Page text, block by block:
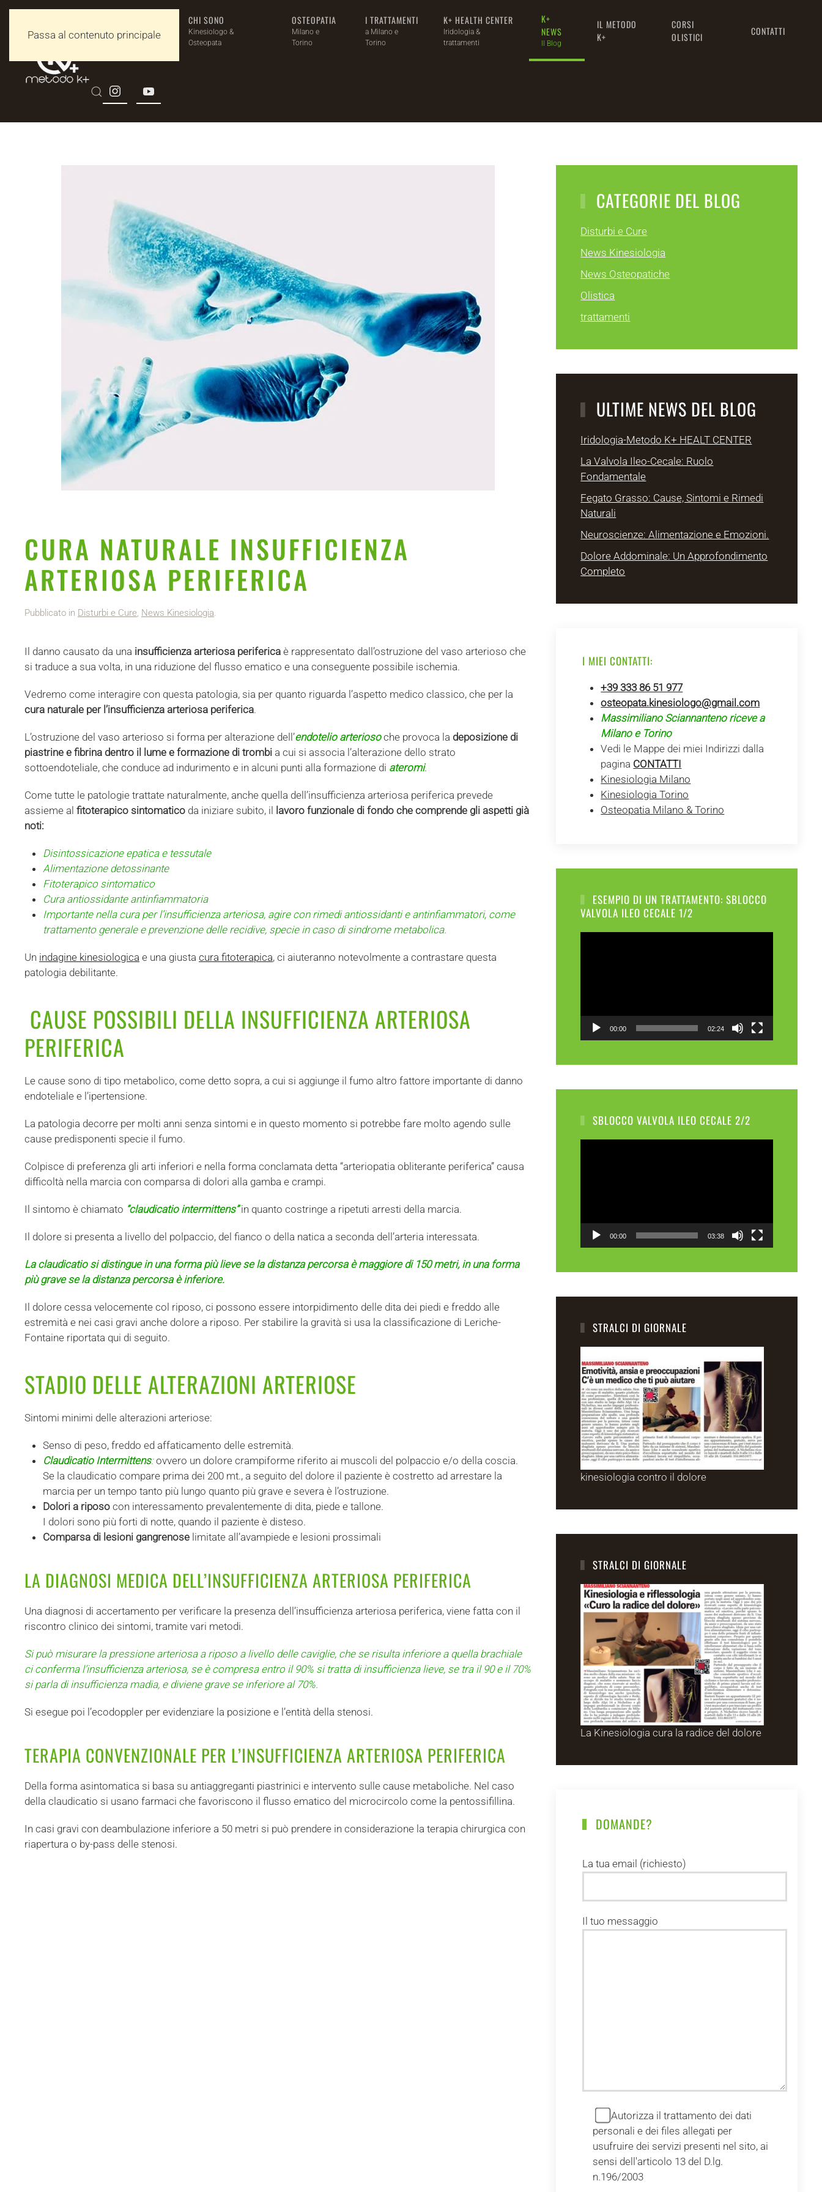
Passa al contenuto principale
K+
CHI SONO
Kinesiologo &
Osteopata
OSTEOPATIA
Milano e
Torino
I TRATTAMENTI
a Milano e
Torino
K+ HEALTH CENTER
Iridologia &
trattamenti
K+
NEWS
Il Blog
IL METODO
K+
CORSI
OLISTICI
CONTATTI
CURA NATURALE INSUFFICIENZA
ARTERIOSA PERIFERICA
Pubblicato in Disturbi e Cure, News Kinesiologia.
Il danno causato da una insufficienza arteriosa periferica è rappresentato dall’ostruzione del vaso arterioso che
si traduce a sua volta, in una riduzione del flusso ematico e una conseguente possibile ischemia.
Vedremo come interagire con questa patologia, sia per quanto riguarda l’aspetto medico classico, che per la
cura naturale per l’insufficienza arteriosa periferica.
L’ostruzione del vaso arterioso si forma per alterazione dell’endotelio arteriosoche provoca la deposizione di
piastrine e fibrina dentro il lume e formazione di trombi a cui si associa l’alterazione dello strato
sottoendoteliale, che conduce ad indurimento e in alcuni punti alla formazione di ateromi.
Come tutte le patologie trattate naturalmente, anche quella dell’insufficienza arteriosa periferica prevede
assieme al fitoterapico sintomatico da iniziare subito, il
lavoro funzionale di fondo che comprende gli aspetti già
noti:
Disintossicazione epatica e tessutale
Alimentazione detossinante
Fitoterapico sintomatico
Cura antiossidante antinfiammatoria
Importante nella cura per l’insufficienza arteriosa, agire con rimedi antiossidanti e antinfiammatori, come
trattamento generale e prevenzione delle recidive, specie in caso di sindrome metabolica.
Un indagine kinesiologica e una giusta cura fitoterapica, ci aiuteranno notevolmente a contrastare questa
patologia debilitante.
CAUSE POSSIBILI DELLA INSUFFICIENZA ARTERIOSA
PERIFERICA
Le cause sono di tipo metabolico, come detto sopra, a cui si aggiunge il fumo altro fattore importante di danno
endoteliale e l’ipertensione.
La patologia decorre per molti anni senza sintomi e in questo momento si potrebbe fare molto agendo sulle
cause predisponenti specie il fumo.
Colpisce di preferenza gli arti inferiori e nella forma conclamata detta “arteriopatia obliterante periferica” causa
difficoltà nella marcia con comparsa di dolori alla gamba e crampi.
Il sintomo è chiamato “claudicatio intermittens”in quanto costringe a ripetuti arresti della marcia.
Il dolore si presenta a livello del polpaccio, del fianco o della natica a seconda dell’arteria interessata.
La claudicatio si distingue in una forma più lieve se la distanza percorsa è maggiore di 150 metri, in una forma
più grave se la distanza percorsa è inferiore.
Il dolore cessa velocemente col riposo, ci possono essere intorpidimento delle dita dei piedi e freddo alle
estremità e nei casi gravi anche dolore a riposo. Per stabilire la gravità si usa la classificazione di Leriche-
Fontaine riportata qui di seguito.
STADIO DELLE ALTERAZIONI ARTERIOSE
Sintomi minimi delle alterazioni arteriose:
Senso di peso, freddo ed affaticamento delle estremità.
Claudicatio Intermittens:ovvero un dolore crampiforme riferito ai muscoli del polpaccio e/o della coscia.
Se la claudicatio compare prima dei 200 mt., a seguito del dolore il paziente è costretto ad arrestare la
marcia per un tempo tanto più lungo quanto più grave e severa è l’ostruzione.
Dolori a riposo con interessamento prevalentemente di dita, piede e tallone.
I dolori sono più forti di notte, quando il paziente è disteso.
Comparsa di lesioni gangrenose limitate all’avampiede e lesioni prossimali
LA DIAGNOSI MEDICA DELL’INSUFFICIENZA ARTERIOSA PERIFERICA
Una diagnosi di accertamento per verificare la presenza dell’insufficienza arteriosa periferica, viene fatta con il
riscontro clinico dei sintomi, tramite vari metodi.
Si può misurare la pressione arteriosa a riposo a livello delle caviglie, che se risulta inferiore a quella brachiale
ci conferma l’insufficienza arteriosa, se è compresa entro il 90% si tratta di insufficienza lieve, se tra il 90 e il 70%
si parla di insufficienza madia, e diviene grave se inferiore al 70%.
Si esegue poi l’ecodoppler per evidenziare la posizione e l’entità della stenosi.
TERAPIA CONVENZIONALE PER L’INSUFFICIENZA ARTERIOSA PERIFERICA
Della forma asintomatica si basa su antiaggreganti piastrinici e intervento sulle cause metaboliche. Nel caso
della claudicatio si usano farmaci che favoriscono il flusso ematico del microcircolo come la pentossifillina.
In casi gravi con deambulazione inferiore a 50 metri si può prendere in considerazione la terapia chirurgica con
riapertura o by-pass delle stenosi.
CATEGORIE DEL BLOG
Disturbi e Cure
News Kinesiologia
News Osteopatiche
Olistica
trattamenti
ULTIME NEWS DEL BLOG
Iridologia-Metodo K+ HEALT CENTER
La Valvola Ileo-Cecale: Ruolo
Fondamentale
Fegato Grasso: Cause, Sintomi e Rimedi
Naturali
Neuroscienze: Alimentazione e Emozioni.
Dolore Addominale: Un Approfondimento
Completo
I MIEI CONTATTI:
+39 333 86 51 977
osteopata.kinesiologo@gmail.com
Massimiliano Sciannanteno riceve a
Milano e Torino
Vedi le Mappe dei miei Indirizzi dalla
pagina CONTATTI
Kinesiologia Milano
Kinesiologia Torino
Osteopatia Milano & Torino
ESEMPIO DI UN TRATTAMENTO: SBLOCCO
VALVOLA ILEO CECALE 1/2
00:00 02:24
SBLOCCO VALVOLA ILEO CECALE 2/2
00:00 03:38
STRALCI DI GIORNALE
kinesiologia contro il dolore
STRALCI DI GIORNALE
La Kinesiologia cura la radice del dolore
DOMANDE?
La tua email (richiesto)
Il tuo messaggio
Autorizza il trattamento dei dati
personali e dei files allegati per
usufruire dei servizi presenti nel sito, ai
sensi dell'articolo 13 del D.lg.
n.196/2003